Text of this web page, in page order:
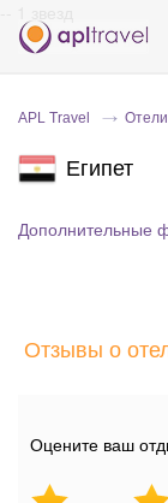
APL Travel Отели
Египет
Дополнительные
Отзывы о
Оцените ваш